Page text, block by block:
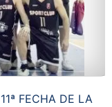
FECHA DE LA